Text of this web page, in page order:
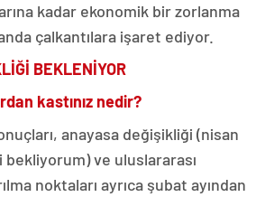
kadar ekonomik bir zorlanma
çalkantılara işaret ediyor.
BEKLENİYOR
kastınız nedir?
anayasa değişikliği (nisan
bekliyorum) ve uluslararası
noktaları ayrıca şubat ayından